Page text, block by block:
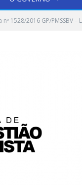
nº 1528/2016 GP/PMSSBV